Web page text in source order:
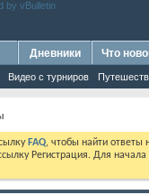
Видео с турниров
Дневники Что
FAQ, чтобы найти
Регистрация. Для